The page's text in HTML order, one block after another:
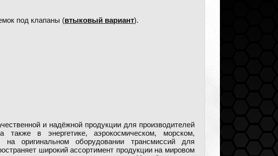
под клапаны (втыковый вариант).
и надёжной продукции для производителей
также в энергетике, аэрокосмическом, морском,
на оригинальном оборудовании трансмиссий для
широкий ассортимент продукции на мировом